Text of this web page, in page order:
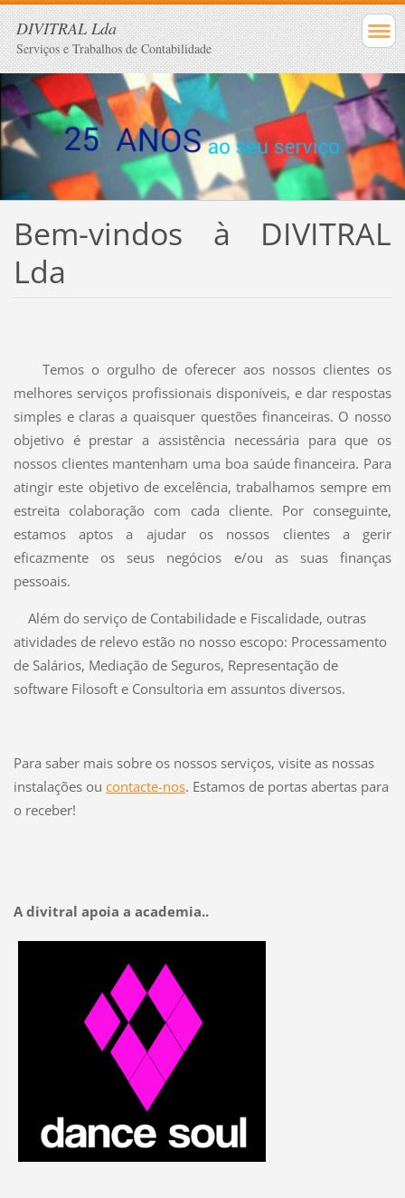
DIVITRAL Lda
Serviços e Trabalhos de Contabilidade
Bem-vindos à DIVITRAL
Lda
Temos o orgulhode oferecer aos nossos clientes os
melhores serviços profissionais disponíveis, e dar respostas
simples e claras a quaisquer questões financeiras. O nosso
objetivo é prestar a assistência necessária para que os
nossos clientes mantenham uma boa saúde financeira. Para
atingir este objetivo de excelência, trabalhamos sempre em
estreita colaboração com cada cliente. Por conseguinte,
estamos aptos a ajudar os nossos clientes a gerir
eficazmente os seus negócios e/ou as suas finanças
pessoais.
Além do serviço de Contabilidade e Fiscalidade, outras
atividades de relevo estão no nosso escopo: Processamento
de Salários, Mediação de Seguros, Representação de
software Filosoft e Consultoria em assuntos diversos.
Para saber mais sobre os nossos serviços, visite as nossas
instalações ou contacte-nos. Estamos de portas abertas para
o receber!
A divitral apoia a academia..